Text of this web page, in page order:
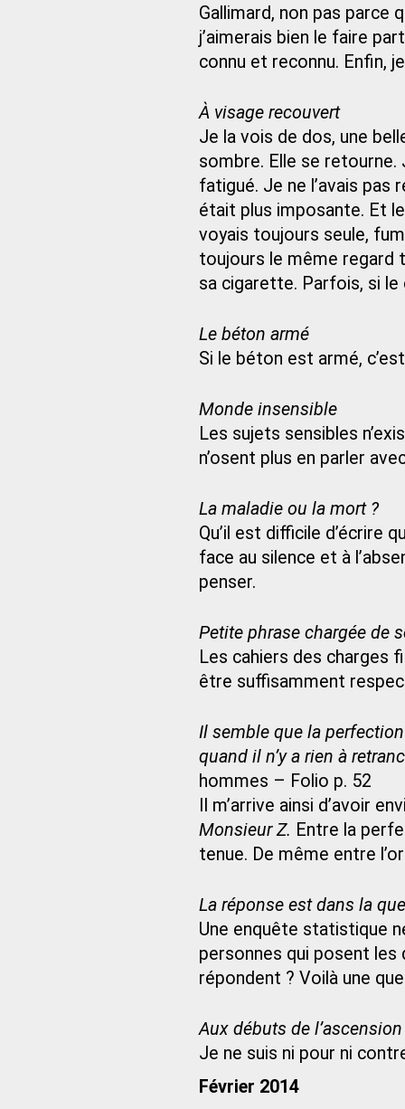
Gallimard, non pas parce
j’aimerais bien le faire
connu et reconnu. Enfin,
À visage recouvert
Je la vois de dos, une
sombre. Elle se retourne.
fatigué. Je ne l’avais pas
était plus imposante. Et
voyais toujours seule,
toujours le même regard
sa cigarette. Parfois, si le
Le béton armé
Si le béton est armé,
Monde insensible
Les sujets sensibles
n’osent plus en parler
La maladie ou la mort ?
Qu’il est difficile d’écrire
face au silence et à
penser.
Petite phrase chargée de
Les cahiers des charges
être suffisamment
Il semble que la
quand il n’y a rien à
hommes – Folio p. 52
Il m’arrive ainsi d’avoir
Monsieur Z. Entre la
tenue. De même entre
La réponse est dans la
Une enquête statistique
personnes qui posent les
répondent ? Voilà une
Aux débuts de l’ascension
Je ne suis ni pour ni
Février 2014